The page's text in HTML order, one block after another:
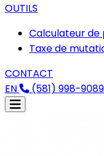
OUTILS
Calculateur
Taxe de
CONTACT
EN
(581) 998-9089